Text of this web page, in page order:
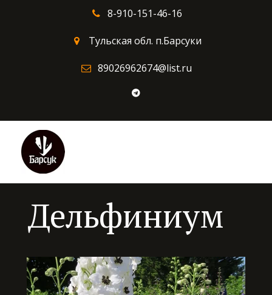
8-910-151-46-16
Тульская обл. п.Барсуки
89026962674@list.ru
Дельфиниум